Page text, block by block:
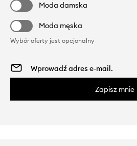
Moda damska
Moda męska
Wybór oferty jest opcjonalny
Zapisz mnie